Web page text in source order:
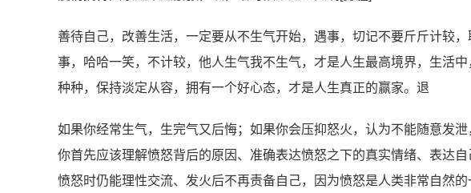
善待自己，改善生活，一定要从不生气开始，遇事，切记不要斤斤计较
事，哈哈一笑，不计较，他人生气我不生气，才是人生最高境界，生活
种种，保持淡定从容，拥有一个好心态，才是人生真正的赢家。退
如果你经常生气，生完气又后悔；如果你会压抑怒火，认为不能随意发
你首先应该理解愤怒背后的原因、准确表达愤怒之下的真实情绪、表达
愤怒时仍能理性交流、发火后不再责备自己，因为愤怒是人类非常自然